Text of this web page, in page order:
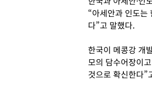
“아세안과 인도는
다”고 말했다.
한국이 메콩강 개
모의 담수어장이
것으로 확신한다”